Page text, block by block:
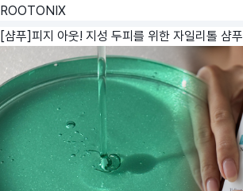
ROOTONIX
[샴푸]피지 아웃! 지성 두피를 위한 자일리톨 샴푸